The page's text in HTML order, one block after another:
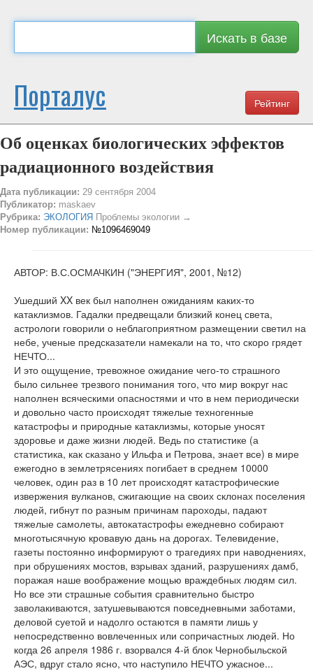
Искать в базе
Рейтинг
Порталус
Об оценках биологических эффектов
радиационного воздействия
Дата публикации: 29 сентября 2004
Публикатор: maskaev
Рубрика: ЭКОЛОГИЯ Проблемы экологии →
Номер публикации: №1096469049
АВТОР: В.С.ОСМАЧКИН ("ЭНЕРГИЯ", 2001, №12)
Ушедший XX век был наполнен ожиданиям каких-то
катаклизмов. Гадалки предвещали близкий конец света,
астрологи говорили о неблагоприятном размещении светил на
небе, ученые предсказатели намекали на то, что скоро грядет
НЕЧТО...
И это ощущение, тревожное ожидание чего-то страшного
было сильнее трезвого понимания того, что мир вокруг нас
наполнен всяческими опасностями и что в нем периодически
и довольно часто происходят тяжелые техногенные
катастрофы и природные катаклизмы, которые уносят
здоровье и даже жизни людей. Ведь по статистике (а
статистика, как сказано у Ильфа и Петрова, знает все) в мире
ежегодно в землетрясениях погибает в среднем 10000
человек, один раз в 10 лет происходят катастрофические
извержения вулканов, сжигающие на своих склонах поселения
людей, гибнут по разным причинам пароходы, падают
тяжелые самолеты, автокатастрофы ежедневно собирают
многотысячную кровавую дань на дорогах. Телевидение,
газеты постоянно информируют о трагедиях при наводнениях,
при обрушениях мостов, взрывах зданий, разрушениях дамб,
поражая наше воображение мощью враждебных людям сил.
Но все эти страшные события сравнительно быстро
заволакиваются, затушевываются повседневными заботами,
деловой суетой и надолго остаются в памяти лишь у
непосредственно вовлеченных или сопричастных людей. Но
когда 26 апреля 1986 г. взорвался 4-й блок Чернобыльской
АЭС, вдруг стало ясно, что наступило НЕЧТО ужасное...